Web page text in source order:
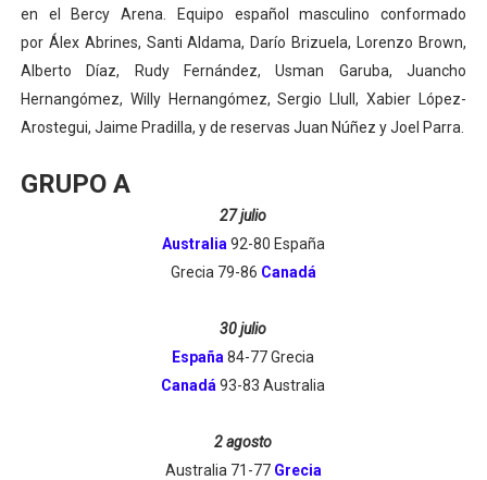
en el Bercy Arena. Equipo español masculino conformado
por Álex Abrines, Santi Aldama, Darío Brizuela, Lorenzo Brown,
Alberto Díaz, Rudy Fernández, Usman Garuba, Juancho
Hernangómez, Willy Hernangómez, Sergio Llull, Xabier López-
Arostegui, Jaime Pradilla, y de reservas Juan Núñez y Joel Parra.
GRUPO A
27 julio
Australia 92-80 España
Grecia 79-86 Canadá
30 julio
España 84-77 Grecia
Canadá 93-83 Australia
2 agosto
Australia 71-77 Grecia